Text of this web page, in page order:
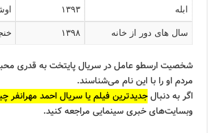
ابله ۱۳۹۳
سال های دور از خانه ۱۳۹۸
شخصیت ارسطو عامل در سریال پایتخت به قدری
مردم او را با این نام می‌شناسند.
اگر به دنبالجدیدترین فیلم یا سریال احمد مهرانفر
وبسایت‌های خبری سینمایی مراجعه کنید.